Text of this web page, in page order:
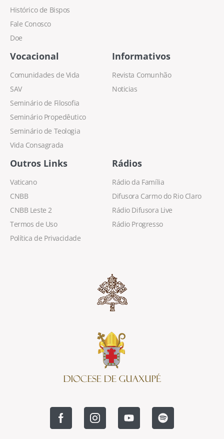
Histórico de Bispos
Fale Conosco
Doe
Vocacional
Comunidades de Vida
SAV
Seminário de Filosofia
Seminário Propedêutico
Seminário de Teologia
Vida Consagrada
Informativos
Revista Comunhão
Noticias
Outros Links
Vaticano
CNBB
CNBB Leste 2
Termos de Uso
Política de Privacidade
Rádios
Rádio da Família
Difusora Carmo do Rio Claro
Rádio Difusora Live
Rádio Progresso